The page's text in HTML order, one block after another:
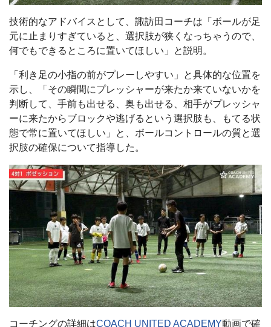
技術的なアドバイスとして、諏訪田コーチは「ボールが足
元に止まりすぎていると、選択肢が狭くなっちゃうので、
何でもできるところに置いてほしい」と説明。
「利き足の小指の前がプレーしやすい」と具体的な位置を
示し、「その瞬間にプレッシャーが来たか来ていないかを
判断して、手前も出せる、奥も出せる、相手がプレッシャ
ーに来たからブロックや逃げるという選択肢も、もてる状
態で常に置いてほしい」と、ボールコントロールの質と選
択肢の確保について指導した。
コーチングの詳細はCOACH UNITED ACADEMY動画で確